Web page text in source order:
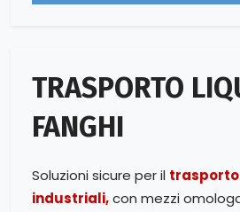
TRASPORTO
FANGHI
Soluzioni sicure per il trasporto
industriali,con mezzi